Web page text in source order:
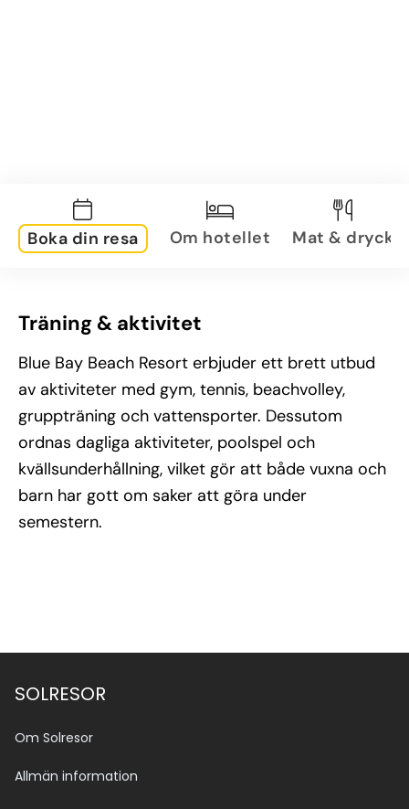
Boka din resa Om hotellet Mat & dryck
Träning & aktivitet
Blue Bay Beach Resort erbjuder ett brett utbud
av aktiviteter med gym, tennis, beachvolley,
gruppträning och vattensporter. Dessutom
ordnas dagliga aktiviteter, poolspel och
kvällsunderhållning, vilket gör att både vuxna och
barn har gott om saker att göra under
semestern.
SOLRESOR
Om Solresor
Allmän information